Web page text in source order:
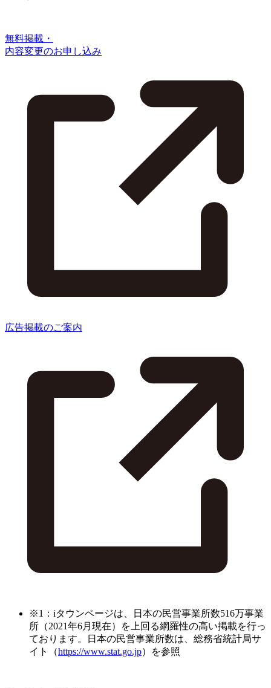
無料掲載・
内容変更のお申し込み
広告掲載のご案内
※1：iタウンページは、日本の民営事業所数516万事業
所（2021年6月現在）を上回る網羅性の高い掲載を行っ
ております。日本の民営事業所数は、総務省統計局サ
イト（https://www.stat.go.jp）を参照